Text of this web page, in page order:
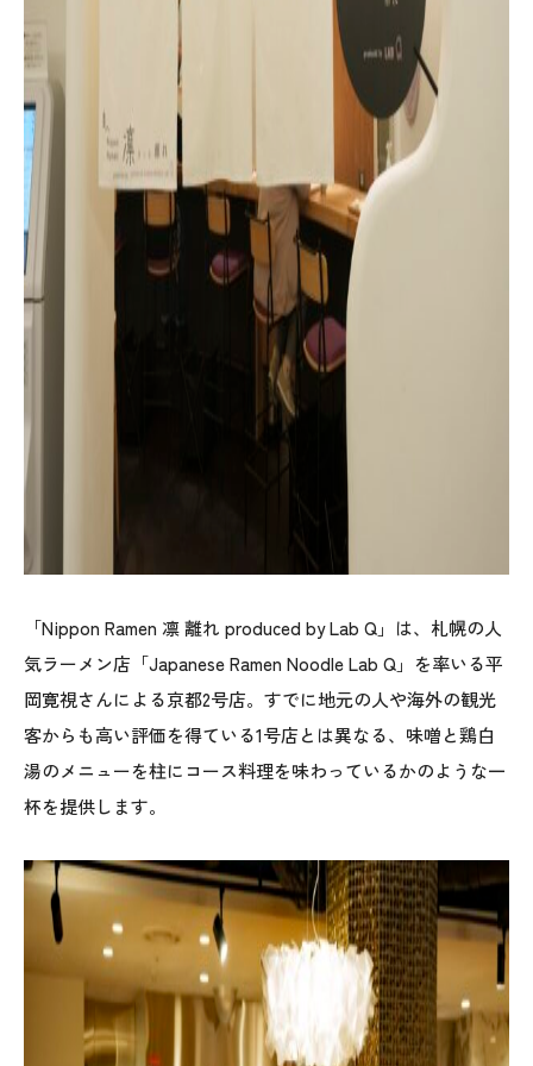
「Nippon Ramen 凛 離れ produced by Lab Q」は、札幌の人
気ラーメン店「Japanese Ramen Noodle Lab Q」を率いる平
岡寛視さんによる京都2号店。すでに地元の人や海外の観光
客からも高い評価を得ている1号店とは異なる、味噌と鶏白
湯のメニューを柱にコース料理を味わっているかのような一
杯を提供します。